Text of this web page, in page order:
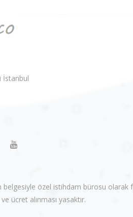
İstanbul
belgesiyle özel istihdam bürosu
ücret alınması yasaktır.